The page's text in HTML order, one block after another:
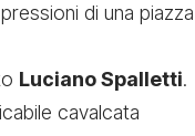
di una piazza
Luciano Spalletti.
cavalcata